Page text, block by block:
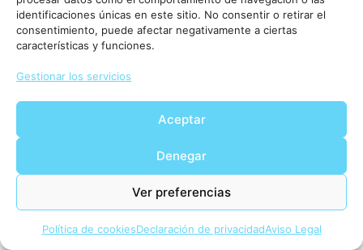
identificaciones únicas en este sitio. No consentir o retirar el
consentimiento, puede afectar negativamente a ciertas
características y funciones.
Gestionar los servicios
Aceptar
Denegar
Ver preferencias
Política de cookiesDeclaración de privacidadAviso Legal